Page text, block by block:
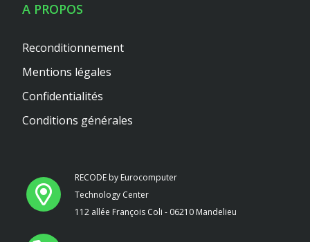
RECODE by Eurocomputer
Technology Center
112 allée François Coli - 06210 Mandelieu
A PROPOS
Reconditionnement
Mentions légales
Confidentialités
Conditions générales